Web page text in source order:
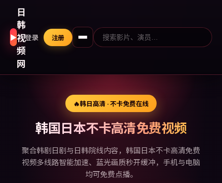
▶
日
韩
视
频
网
登录 注册
🔥韩日高清 · 不卡免费在线
韩国日本不卡高清免费视频
聚合韩剧日剧与日韩院线内容，韩国日本不卡高清免费
视频多线路智能加速、蓝光画质秒开缓冲，手机与电脑
均可免费点播。